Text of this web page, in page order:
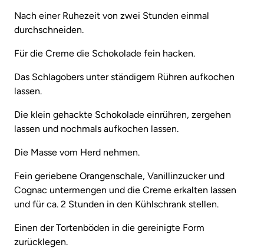
Nach einer Ruhezeit von zwei Stunden einmal
durchschneiden.
Für die Creme die Schokolade fein hacken.
Das Schlagobers unter ständigem Rühren aufkochen
lassen.
Die klein gehackte Schokolade einrühren, zergehen
lassen und nochmals aufkochen lassen.
Die Masse vom Herd nehmen.
Fein geriebene Orangenschale, Vanillinzucker und
Cognac untermengen und die Creme erkalten lassen
und für ca. 2 Stunden in den Kühlschrank stellen.
Einen der Tortenböden in die gereinigte Form
zurücklegen.